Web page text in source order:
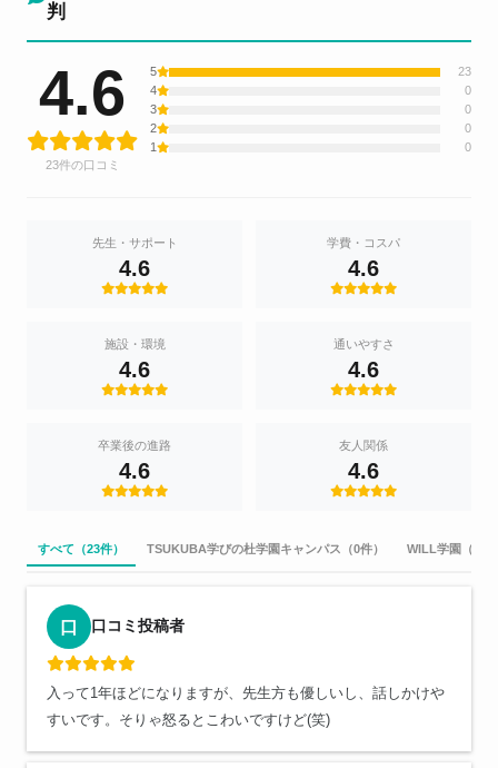
判
4.6
23件の口コミ
5
23
4
0
3
0
2
0
1
0
先生・サポート
4.6
学費・コスパ
4.6
施設・環境
4.6
通いやすさ
4.6
卒業後の進路
4.6
友人関係
4.6
すべて（23件） TSUKUBA学びの杜学園キャンパス（0件） WILL学園（0件
口 口コミ投稿者
入って1年ほどになりますが、先生方も優しいし、話しかけや
すいです。そりゃ怒るとこわいですけど(笑)